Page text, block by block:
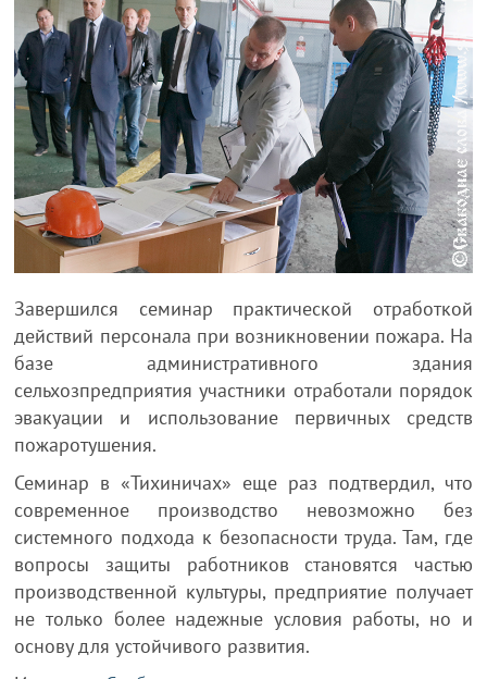
Завершился семинар практической отработкой
действий персонала при возникновении пожара. На
базе административного здания
сельхозпредприятия участники отработали порядок
эвакуации и использование первичных средств
пожаротушения.
Семинар в «Тихиничах» еще раз подтвердил, что
современное производство невозможно без
системного подхода к безопасности труда. Там, где
вопросы защиты работников становятся частью
производственной культуры, предприятие получает
не только более надежные условия работы, но и
основу для устойчивого развития.